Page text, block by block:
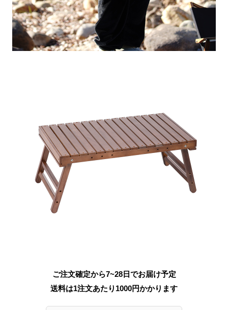
ご注文確定から7~28日でお届け予定
送料は1注文あたり 1000円かかります